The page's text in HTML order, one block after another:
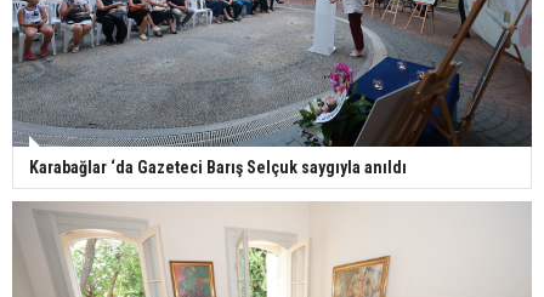
Karabağlar ‘da Gazeteci Barış Selçuk saygıyla anıldı